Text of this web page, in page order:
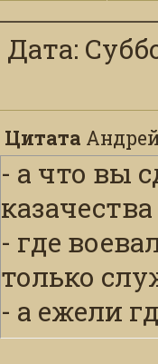
Дата:
Цитата
- а что вы
казачества
- где
только
- а ежели
шашками,